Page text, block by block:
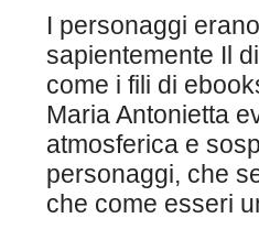
I personaggi
sapientemente Il
come i fili di
Maria Antonietta
atmosferica e
personaggi, che
che come esseri